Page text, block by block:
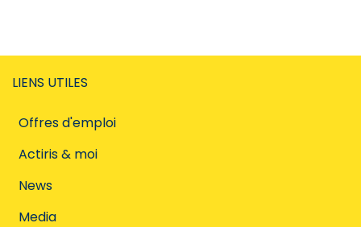
LIENS UTILES
Offres d'emploi
Actiris & moi
News
Media